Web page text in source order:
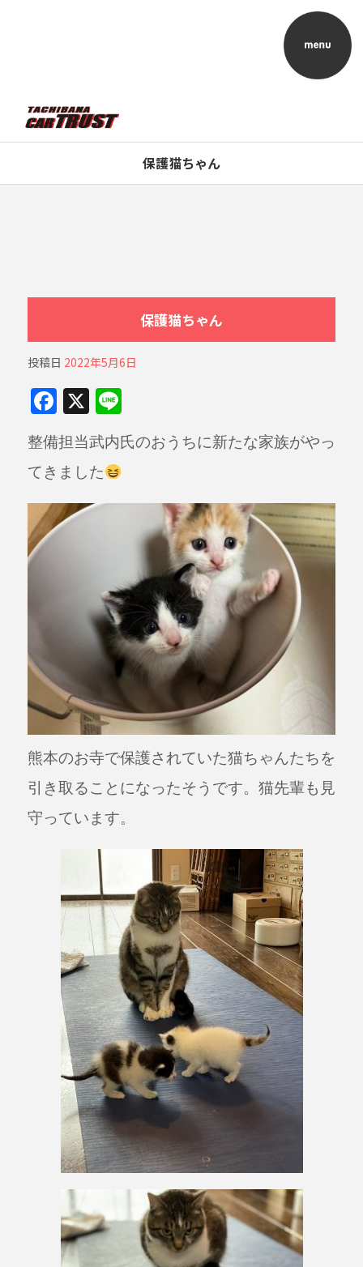
保護猫ちゃん
保護猫ちゃん
投稿日 2022年5月6日
F
a
c
e
b
o
X Li
n
e
整備担当武内氏のおうちに新たな家族がやっ
てきました
熊本のお寺で保護されていた猫ちゃんたちを
引き取ることになったそうです。 猫先輩も見
守っています。